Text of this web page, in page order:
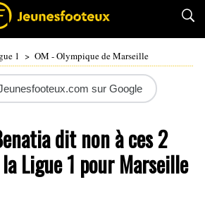
1 > OM - Olympique de Marseille
sur Google
dit non à ces 2
Ligue 1 pour Marseille